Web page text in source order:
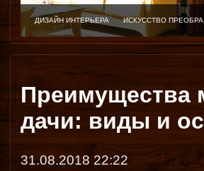
ДИЗАЙН ИНТЕРЬЕРА ИСКУССТВО
Преимущества
дачи: виды и
31.08.2018 22:22